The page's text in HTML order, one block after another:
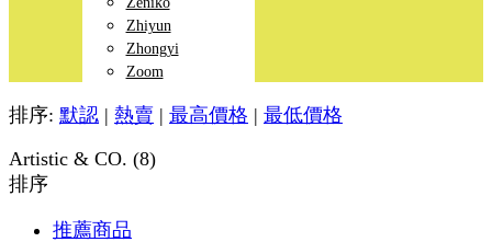
Zhiyun
Zhongyi
Zoom
排序: 默認 | 熱賣 | 最高價格 | 最低價格
Artistic & CO. (8)
排序
推薦商品